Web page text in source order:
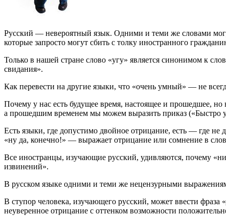
Русский — невероятный язык. Одними и теми же словами
которые запросто могут сбить с толку иностранного
Только в нашей стране слово «угу» является синонимом к
свидания».
Как перевести на другие языки, что «очень умный» — не
Почему у нас есть будущее время, настоящее и прошедшее,
а прошедшим временем мы можем выразить приказ («Быстро
Есть языки, где допустимо двойное отрицание, есть — где не
«ну да, конечно!» — выражает отрицание или сомнение в
Все иностранцы, изучающие русский, удивляются, почему
извинений».
В русском языке одними и теми же нецензурными
В ступор человека, изучающего русский, может ввести
неуверенное отрицание с оттенком возможности